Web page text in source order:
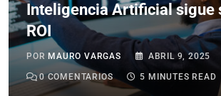
Inteligencia Artificial sigue
ROI
POR MAURO VARGAS ABRIL 9, 2025
0COMENTARIOS 5 MINUTES READ